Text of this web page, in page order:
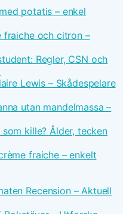
potatis – enkel
fraiche och citron –
Regler, CSN och
Lewis – Skådespelare
utan mandelmassa –
kille? Ålder, tecken
fraiche – enkelt
Recension – Aktuell